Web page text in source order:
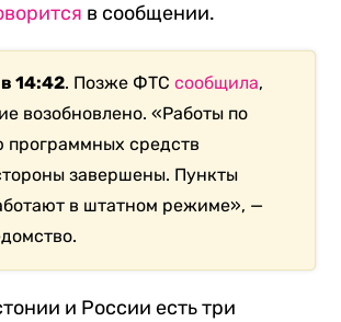
в сообщении.
14:42. Позже ФТСсообщила,
возобновлено. «Работы по
программных средств
завершены. Пункты
в штатном режиме», —
и России есть три